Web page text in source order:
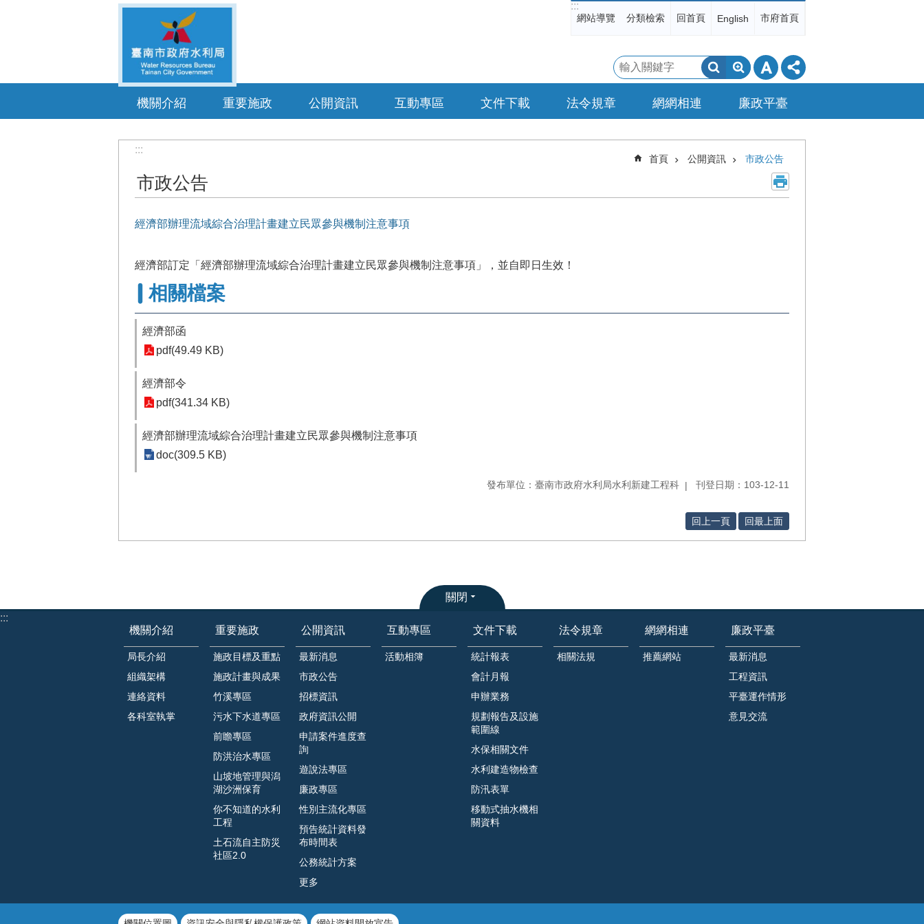
:::
網站導覽 分類檢索 回首頁 English 市府首頁
搜
尋
機關介紹 重要施政 公開資訊 互動專區 文件下載 法令規章 網網相連 廉政平臺
:::
首頁 公開資訊 市政公告
市政公告
經濟部辦理流域綜合治理計畫建立民眾參與機制注意事項
經濟部訂定「經濟部辦理流域綜合治理計畫建立民眾參與機制注意事項」，並自即日生效！
相關檔案
經濟部函
pdf(49.49 KB)
經濟部令
pdf(341.34 KB)
經濟部辦理流域綜合治理計畫建立民眾參與機制注意事項
doc(309.5 KB)
發布單位：臺南市政府水利局水利新建工程科 刊登日期：103-12-11
回上一頁 回最上面
關閉
:::
機關介紹
局長介紹
組織架構
連絡資料
各科室執掌
重要施政
施政目標及重點
施政計畫與成果
竹溪專區
污水下水道專區
前瞻專區
防洪治水專區
山坡地管理與潟
湖沙洲保育
你不知道的水利
工程
土石流自主防災
社區2.0
公開資訊
最新消息
市政公告
招標資訊
政府資訊公開
申請案件進度查
詢
遊說法專區
廉政專區
性別主流化專區
預告統計資料發
布時間表
公務統計方案
更多
互動專區
活動相簿
文件下載
統計報表
會計月報
申辦業務
規劃報告及設施
範圍線
水保相關文件
水利建造物檢查
防汛表單
移動式抽水機相
關資料
法令規章
相關法規
網網相連
推薦網站
廉政平臺
最新消息
工程資訊
平臺運作情形
意見交流